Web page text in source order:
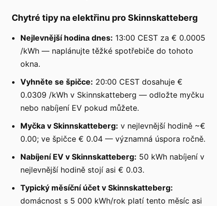
Chytré tipy na elektřinu pro Skinnskatteberg
Nejlevnější hodina dnes: 13:00 CEST za € 0.0005
/kWh — naplánujte těžké spotřebiče do tohoto
okna.
Vyhněte se špičce: 20:00 CEST dosahuje €
0.0309 /kWh v Skinnskatteberg — odložte myčku
nebo nabíjení EV pokud můžete.
Myčka v Skinnskatteberg: v nejlevnější hodině ~€
0.00; ve špičce € 0.04 — významná úspora ročně.
Nabíjení EV v Skinnskatteberg: 50 kWh nabíjení v
nejlevnější hodině stojí asi € 0.03.
Typický měsíční účet v Skinnskatteberg:
domácnost s 5 000 kWh/rok platí tento měsíc asi